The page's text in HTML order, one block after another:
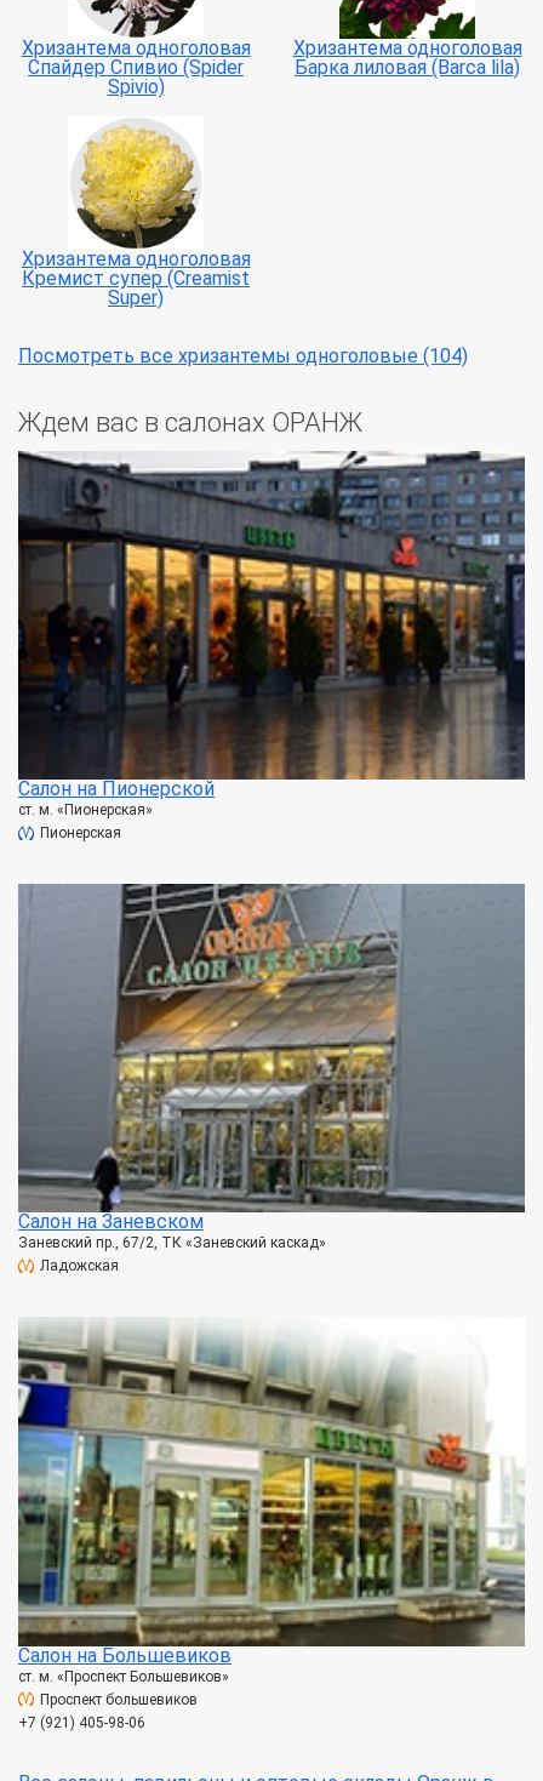
Хризантема одноголовая
Спайдер Спивио (Spider
Spivio)
Хризантема одноголовая
Барка лиловая (Barca lila)
Хризантема одноголовая
Кремист супер (Creamist
Super)
Посмотреть все хризантемы одноголовые (104)
Ждем вас в салонах ОРАНЖ
Салон на Пионерской
ст. м. «Пионерская»
Пионерская
Салон на Заневском
Заневский пр., 67/2, ТК «Заневский каскад»
Ладожская
Салон на Большевиков
ст. м. «Проспект Большевиков»
Проспект большевиков
+7 (921) 405-98-06